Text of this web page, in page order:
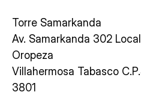
Torre Samarkanda
Av. Samarkanda 302
Oropeza
Villahermosa Tabasco
3801